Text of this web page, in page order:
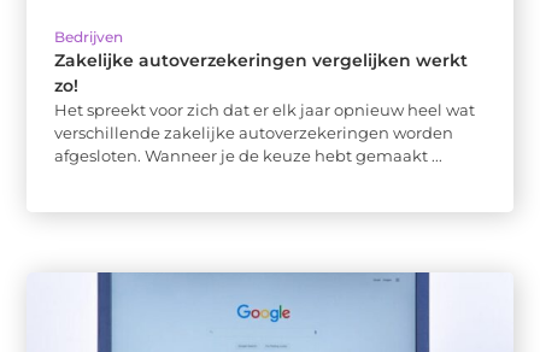
Bedrijven
Zakelijke autoverzekeringen vergelijken werkt
zo!
Het spreekt voor zich dat er elk jaar opnieuw heel wat
verschillende zakelijke autoverzekeringen worden
afgesloten. Wanneer je de keuze hebt gemaakt ...